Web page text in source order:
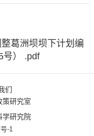
葛洲坝坝下计划编
号） .pdf
们
策研究室
学研究院
-1